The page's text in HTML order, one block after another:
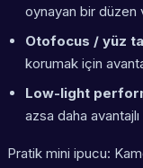
oynayan bir düzen
Otofocus / yüz
korumak için
Low-light
azsa daha
Pratik mini ipucu: